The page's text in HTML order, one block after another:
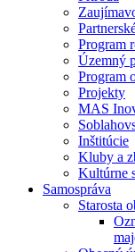
Program
Územný
Program
Projekty
MAS
Inštitúcie
Kluby a
Kultúrne
Samospráva
Starosta